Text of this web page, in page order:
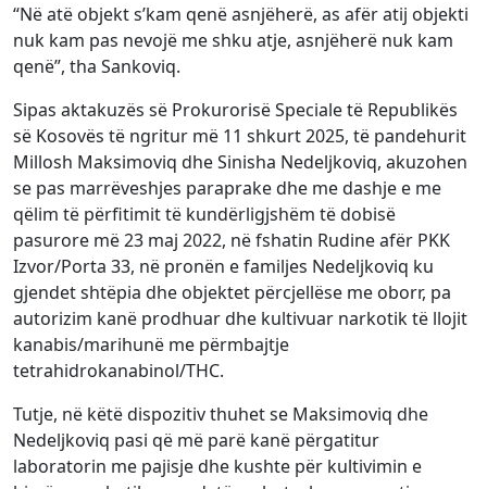
“Në atë objekt s’kam qenë asnjëherë, as afër atij objekti
nuk kam pas nevojë me shku atje, asnjëherë nuk kam
qenë”, tha Sankoviq.
Sipas aktakuzës së Prokurorisë Speciale të Republikës
së Kosovës të ngritur më 11 shkurt 2025, të pandehurit
Millosh Maksimoviq dhe Sinisha Nedeljkoviq, akuzohen
se pas marrëveshjes paraprake dhe me dashje e me
qëlim të përfitimit të kundërligjshëm të dobisë
pasurore më 23 maj 2022, në fshatin Rudine afër PKK
Izvor/Porta 33, në pronën e familjes Nedeljkoviq ku
gjendet shtëpia dhe objektet përcjellëse me oborr, pa
autorizim kanë prodhuar dhe kultivuar narkotik të llojit
kanabis/marihunë me përmbajtje
tetrahidrokanabinol/THC.
Tutje, në këtë dispozitiv thuhet se Maksimoviq dhe
Nedeljkoviq pasi që më parë kanë përgatitur
laboratorin me pajisje dhe kushte për kultivimin e